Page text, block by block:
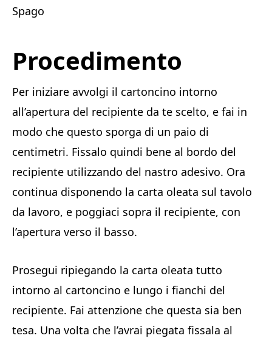
Spago
Procedimento
Per iniziare avvolgi il cartoncino intorno
all’apertura del recipiente da te scelto, e fai in
modo che questo sporga di un paio di
centimetri. Fissalo quindi bene al bordo del
recipiente utilizzando del nastro adesivo. Ora
continua disponendo la carta oleata sul tavolo
da lavoro, e poggiaci sopra il recipiente, con
l’apertura verso il basso.
Prosegui ripiegando la carta oleata tutto
intorno al cartoncino e lungo i fianchi del
recipiente. Fai attenzione che questa sia ben
tesa. Una volta che l’avrai piegata fissala al